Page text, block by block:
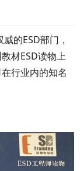
的ESD部门，
材ESD读物上
行业内的知名